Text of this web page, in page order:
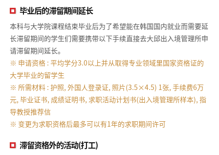
毕业后的滞留期间延长
本科与大学院课程结束毕业后为了希望能在韩国国内就业而需要延
长滞留期间的学生们需要携带以下手续直接去大邱出入境管理所申
请滞留期间延长。
※ 申请资格 : 平均学分3.0以上并从取得专业领域里国家资格证的
大学毕业的留学生
※ 所需材料 : 护照, 外国人登录证, 照片(3.5×4.5) 1张, 手续费6万
元, 毕业证书, 成绩证明书, 求职活动计划书(出入境管理所样本), 指
导教授推荐信
※ 变更为求职资格后最多可以有1年的求职期间许可
滞留资格外的活动(打工)